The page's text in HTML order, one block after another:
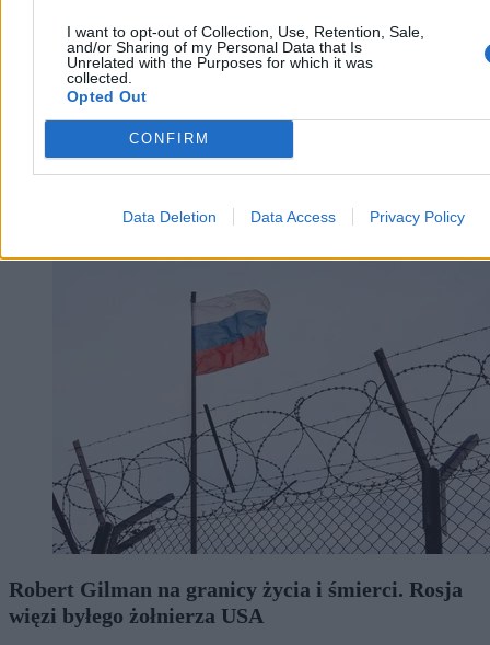
I want to opt-out of Collection, Use, Retention, Sale,
and/or Sharing of my Personal Data that Is
Unrelated with the Purposes for which it was
collected.
Opted Out
CONFIRM
Data Deletion Data Access Privacy Policy
Robert Gilman na granicy życia i śmierci. Rosja
więzi byłego żołnierza USA